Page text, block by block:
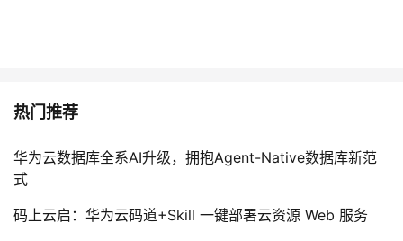
热门推荐
华为云数据库全系AI升级，拥抱Agent-Native数据库新范
式
码上云启：华为云码道+Skill 一键部署云资源 Web 服务